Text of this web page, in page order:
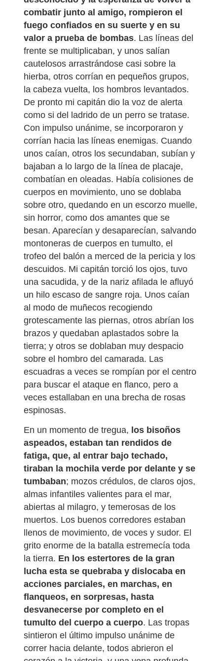
combatir junto al amigo, rompieron el
fuego confiados en su suerte y en su
valor a prueba de bombas. Las líneas del
frente se multiplicaban, y unos salían
cautelosos arrastrándose casi sobre la
hierba, otros corrían en pequeños grupos,
la cabeza vuelta, los hombros levantados.
De pronto mi capitán dio la voz de alerta
como si del ladrido de un perro se tratase.
Con impulso unánime, se incorporaron y
corrían hacia las líneas enemigas. Cuando
unos caían, otros los secundaban, subían y
bajaban a lo largo de la línea de placaje,
combatían en oleadas. Había colisiones de
cuerpos en movimiento, uno se doblaba
sobre otro, quedando en un escorzo muelle,
sin horror, como dos amantes que se
besan. Aparecían y desaparecían, salvando
montoneras de cuerpos en tumulto, el
trofeo del balón a merced de la pericia y los
descuidos. Mi capitán torció los ojos, tuvo
una sacudida, y de la nariz afilada le afluyó
un hilo escaso de sangre roja. Unos caían
al modo de muñecos recogiendo
grotescamente las piernas, otros abrían los
brazos y quedaban aplastados sobre la
tierra; y otros se doblaban muy despacio
sobre el hombro del camarada. Las
escuadras a veces se rompían por el centro
para buscar el ataque en flanco, pero a
veces estallaban en una brecha de rosas
espinosas.
En un momento de tregua, los bisoños
aspeados, estaban tan rendidos de
fatiga, que, al entrar bajo techado,
tiraban la mochila verde por delante y se
tumbaban; mozos crédulos, de claros ojos,
almas infantiles valientes para el mar,
abiertas al milagro, y temerosas de los
muertos. Los buenos corredores estaban
llenos de movimiento, de voces y sudor. El
grito enorme de la batalla estremecía toda
la tierra. En los estertores de la gran
lucha esta se quebraba y dislocaba en
acciones parciales, en marchas, en
flanqueos, en sorpresas, hasta
desvanecerse por completo en el
tumulto del cuerpo a cuerpo. Las tropas
sintieron el último impulso unánime de
correr hacia delante, todos abrieron el